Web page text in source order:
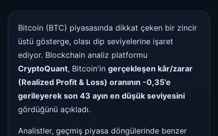
Bitcoin (BTC) piyasasında dikkat çeken bir zincir
üstü gösterge, olası dip seviyelerine işaret
ediyor. Blockchain analiz platformu
CryptoQuant, Bitcoin'in gerçekleşen kâr/zarar
(Realized Profit & Loss) oranının -0,35'e
gerileyerek son 43 ayın en düşük seviyesini
gördüğünü açıkladı.
Analistler, geçmiş piyasa döngülerinde benzer